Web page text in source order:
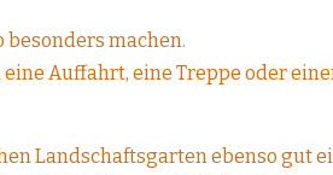
besonders machen.
Auffahrt, eine Treppe oder
Landschaftsgarten ebenso gut